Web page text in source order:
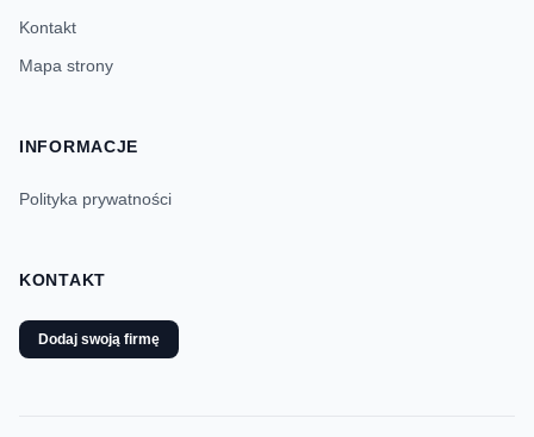
Kontakt
Mapa strony
INFORMACJE
Polityka prywatności
KONTAKT
Dodaj swoją firmę